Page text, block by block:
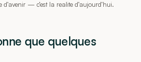
d’avenir — c’est la realite d’aujourd’hui.
que quelques